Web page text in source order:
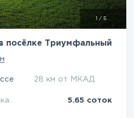
/ 5
посёлке Триумфальный
28 км от МКАД
5.65 соток